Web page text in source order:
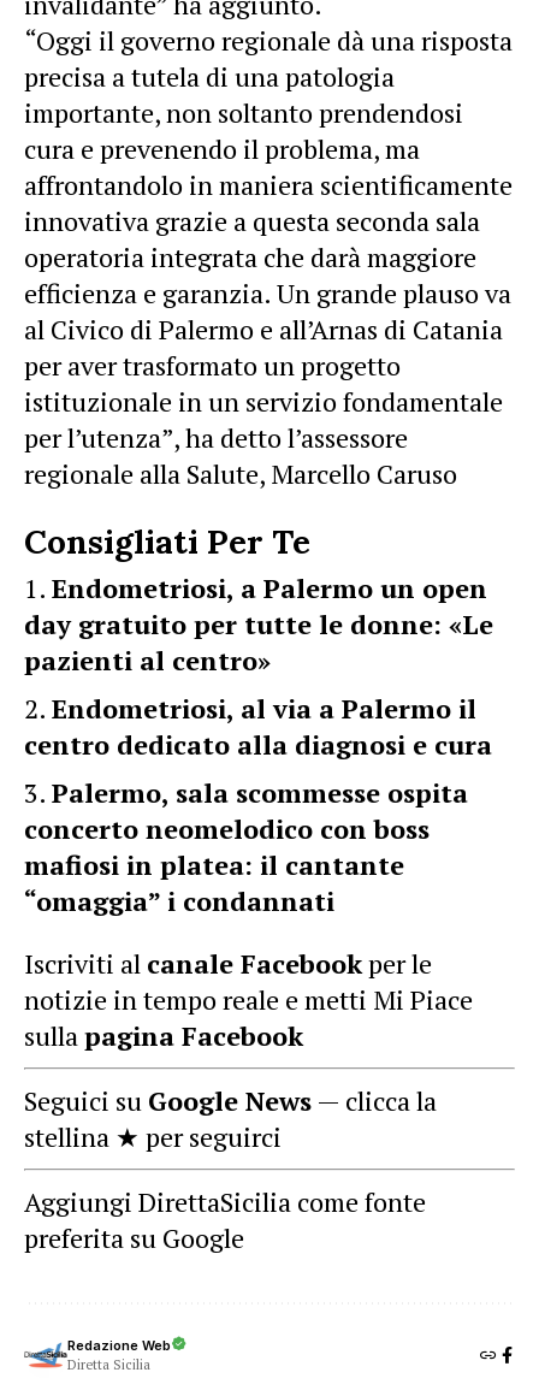
“Oggi il governo regionale dà una risposta
precisa a tutela di una patologia
importante, non soltanto prendendosi
cura e prevenendo il problema, ma
affrontandolo in maniera scientificamente
innovativa grazie a questa seconda sala
operatoria integrata che darà maggiore
efficienza e garanzia. Un grande plauso va
al Civico di Palermo e all’Arnas di Catania
per aver trasformato un progetto
istituzionale in un servizio fondamentale
per l’utenza”, ha detto l’assessore
regionale alla Salute, Marcello Caruso
Consigliati Per Te
Endometriosi, a Palermo un open
day gratuito per tutte le donne: «Le
pazienti al centro»
Endometriosi, al via a Palermo il
centro dedicato alla diagnosi e cura
Palermo, sala scommesse ospita
concerto neomelodico con boss
mafiosi in platea: il cantante
“omaggia” i condannati
Iscriviti al canale Facebookper le
notizie in tempo reale e metti Mi Piace
sullapagina Facebook
Seguici su Google News — clicca la
stellina ★ per seguirci
Aggiungi DirettaSicilia come fonte
preferita su Google
Redazione Web
Diretta Sicilia